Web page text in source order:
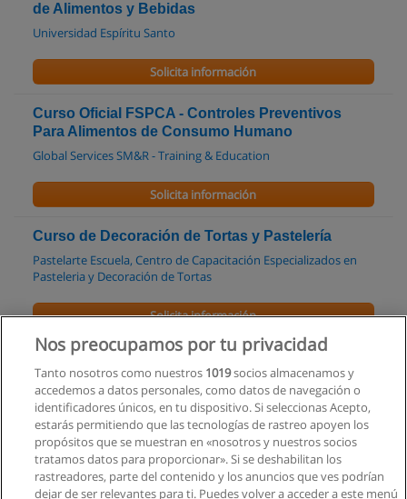
de Alimentos y Bebidas
Universidad Espíritu Santo
Solicita información
Curso Oficial FSPCA - Controles Preventivos
Para Alimentos de Consumo Humano
Global Services SM&R - Training & Education
Solicita información
Curso de Decoración de Tortas y Pastelería
Pastelarte Escuela, Centro de Capacitación Especializados en
Pasteleria y Decoración de Tortas
Solicita información
Tecnologia en gastronomia
Instituto Integral Sudamericano
Solicita información
Formación Continua en Panadería
La Escuela de los Chefs
Nos preocupamos por tu privacidad
Tanto nosotros como nuestros 1019socios almacenamos y
accedemos a datos personales, como datos de navegación o
identificadores únicos, en tu dispositivo. Si seleccionas Acepto,
estarás permitiendo que las tecnologías de rastreo apoyen los
propósitos que se muestran en «nosotros y nuestros socios
tratamos datos para proporcionar». Si se deshabilitan los
rastreadores, parte del contenido y los anuncios que ves podrían
dejar de ser relevantes para ti. Puedes volver a acceder a este menú